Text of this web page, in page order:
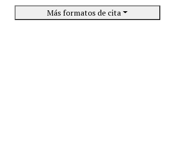
Más formatos de cita